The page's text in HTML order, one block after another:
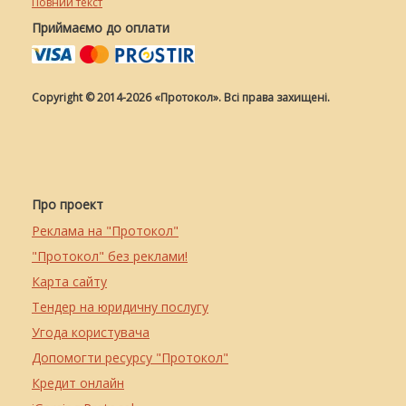
Приймаємо до оплати
Copyright © 2014-2026 «Протокол». Всі права захищені.
Про проект
Реклама на "Протокол"
"Протокол" без реклами!
Карта сайту
Тендер на юридичну послугу
Угода користувача
Допомогти ресурсу "Протокол"
Кредит онлайн